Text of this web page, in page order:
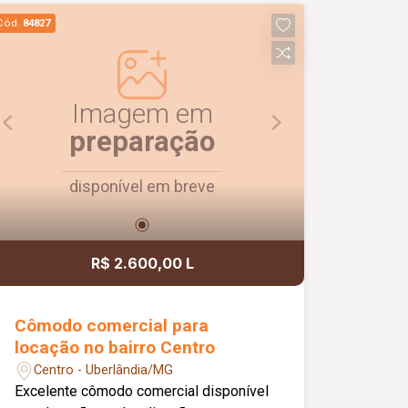
vaga de garagem com acesso pela rua
lateral. Uma excelente opção para quem
busca conforto, praticidade e uma ótima
localização. Agende uma visita e venha
84827
Imagem em
preparação
disponível em breve
R$ 2.600,00 L
Cômodo comercial para
locação no bairro Centro
Centro - Uberlândia/MG
Excelente cômodo comercial disponível